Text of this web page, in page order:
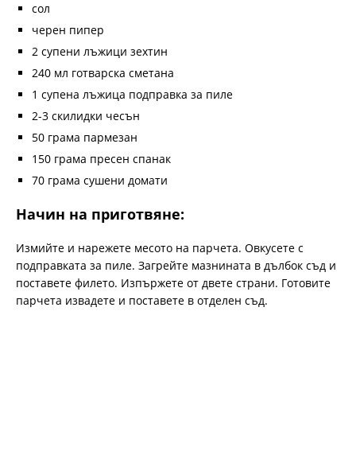
сол
черен пипер
2 супени лъжици зехтин
240 мл готварска сметана
1 супена лъжица подправка за пиле
2-3 скилидки чесън
50 грама пармезан
150 грама пресен спанак
70 грама сушени домати
Начин на приготвяне:
Измийте и нарежете месото на парчета. Овкусете с
подправката за пиле. Загрейте мазнината в дълбок съд и
поставете филето. Изпържете от двете страни. Готовите
парчета извадете и поставете в отделен съд.